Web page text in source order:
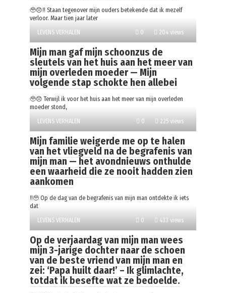
🥹😞‼️ Staan tegenover mijn ouders betekende dat ik mezelf
verloor. Maar tien jaar later
LEVENS VERHALEN
0 204 views
Mijn man gaf mijn schoonzus de
sleutels van het huis aan het meer van
mijn overleden moeder — Mijn
volgende stap schokte hen allebei
🥹😞 Terwijl ik voor het huis aan het meer van mijn overleden
moeder stond,
LEVENS VERHALEN
0 225 views
Mijn familie weigerde me op te halen
van het vliegveld na de begrafenis van
mijn man — het avondnieuws onthulde
een waarheid die ze nooit hadden zien
aankomen
‼️🥹 Op de dag van de begrafenis van mijn man ontdekte ik iets
dat
LEVENS VERHALEN
0 433 views
Op de verjaardag van mijn man wees
mijn 3-jarige dochter naar de schoen
van de beste vriend van mijn man en
zei: ‘Papa huilt daar!’ – Ik glimlachte,
totdat ik besefte wat ze bedoelde.